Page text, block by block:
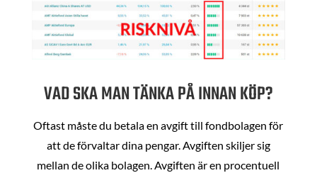
VAD SKA MAN TÄNKA PÅ INNAN KÖP?
Oftast måste du betala en avgift till fondbolagen för
att de förvaltar dina pengar. Avgiften skiljer sig
mellan de olika bolagen. Avgiften är en procentuell